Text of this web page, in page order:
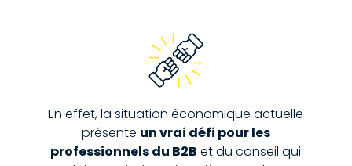
En effet, la situation économique actuelle
présente un vrai défi pour les
professionnels du B2B et du conseil qui